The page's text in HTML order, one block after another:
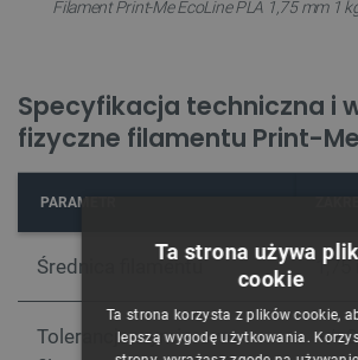
Filament Print-Me EcoLine PLA 1,75 mm 1
Specyfikacja techniczna i
fizyczne filamentu Print-Me
PARAMETR
Średnica filamentu
Tolerancja wymiarowa
+/-
Ta strona używa
cookie
Ta strona korzysta z plików cookie,
lepszą wygodę użytkowania.